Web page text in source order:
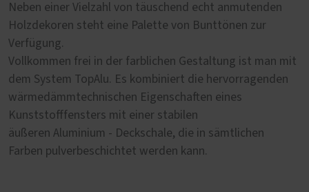
Neben einer Vielzahl von täuschend echt anmutenden
Holzdekoren steht eine Palette von Bunttönen zur
Verfügung.
Vollkommen frei in der farblichen Gestaltung ist man mit
dem System TopAlu. Es kombiniert die hervorragenden
wärmedämmtechnischen Eigenschaften eines
Kunststofffensters mit einer stabilen
äußeren Aluminium - Deckschale, die in sämtlichen
Farben pulverbeschichtet werden kann.